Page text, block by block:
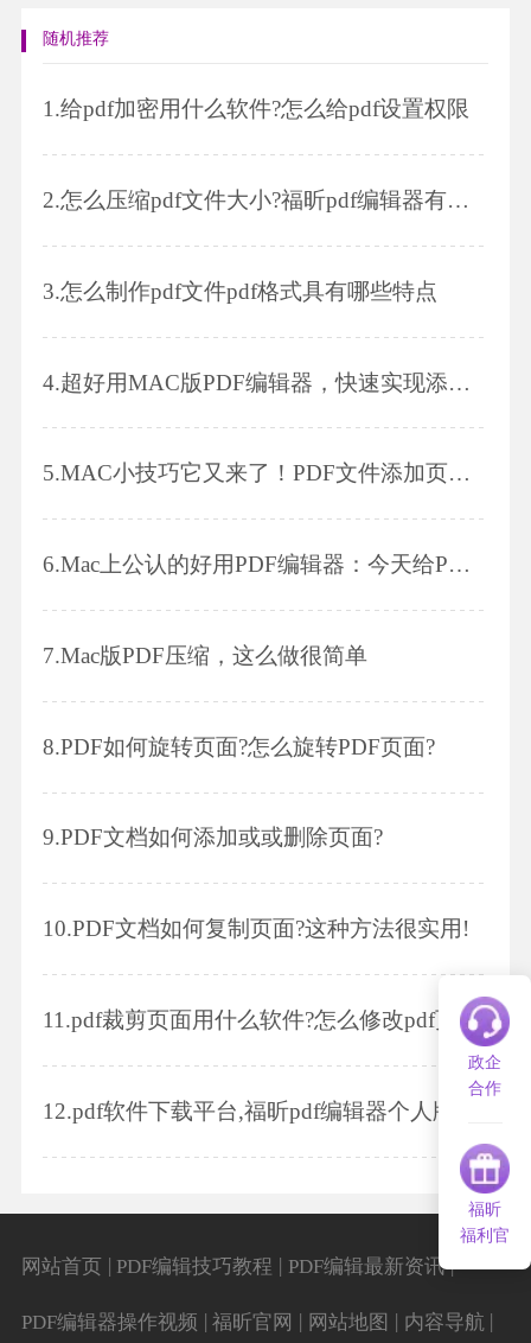
随机推荐
1.给pdf加密用什么软件?怎么给pdf设置权限
2.怎么压缩pdf文件大小?福昕pdf编辑器有哪些功能?
3.怎么制作pdf文件pdf格式具有哪些特点
4.超好用MAC版PDF编辑器，快速实现添加文字！
5.MAC小技巧它又来了！PDF文件添加页码，快来学习！
6.Mac上公认的好用PDF编辑器：今天给PDF加个密
7.Mac版PDF压缩，这么做很简单
8.PDF如何旋转页面?怎么旋转PDF页面?
9.PDF文档如何添加或或删除页面?
10.PDF文档如何复制页面?这种方法很实用!
11.pdf裁剪页面用什么软件?怎么修改pdf页面颜色
12.pdf软件下载平台,福昕pdf编辑器个人版的功能,文件编辑注意事项
政企
合作
福昕
福利官
网站首页 PDF编辑技巧教程 PDF编辑最新资讯 |
PDF编辑器操作视频 福昕官网 网站地图 内容导航